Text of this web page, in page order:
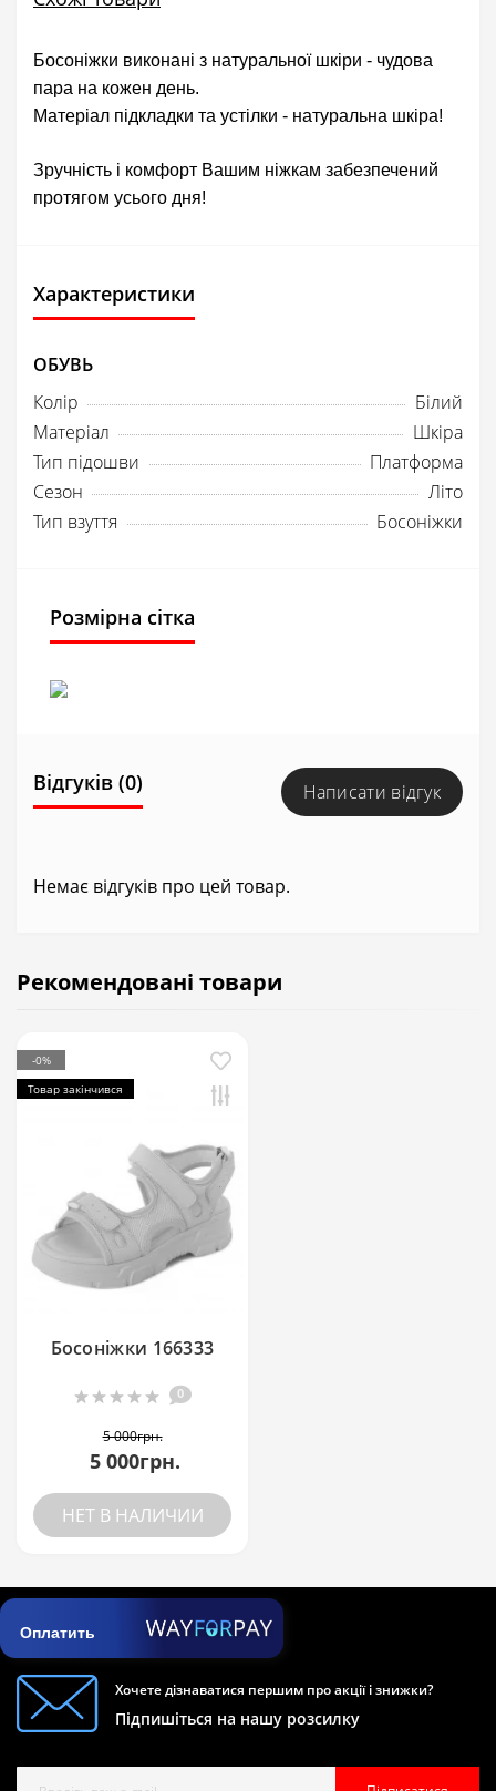
Босоніжки виконані з натуральної шкіри - чудова
пара на кожен день.
Матеріал підкладки та устілки - натуральна шкіра!
Зручність і комфорт Вашим ніжкам забезпечений
протягом усього дня!
Характеристики
ОБУВЬ
Колір
Білий
Матеріал
Шкіра
Тип підошви
Платформа
Сезон
Літо
Тип взуття
Босоніжки
Розмірна сітка
Відгуків (0) Написати відгук
Немає відгуків про цей товар.
Рекомендовані товари
-0%
Товар закінчився
Босоніжки 166333
0
5 000грн.
5 000грн.
НЕТ В НАЛИЧИИ
Оплатить
Хочете дізнаватися першим про акції і знижки?
Підпишіться на нашу розсилку